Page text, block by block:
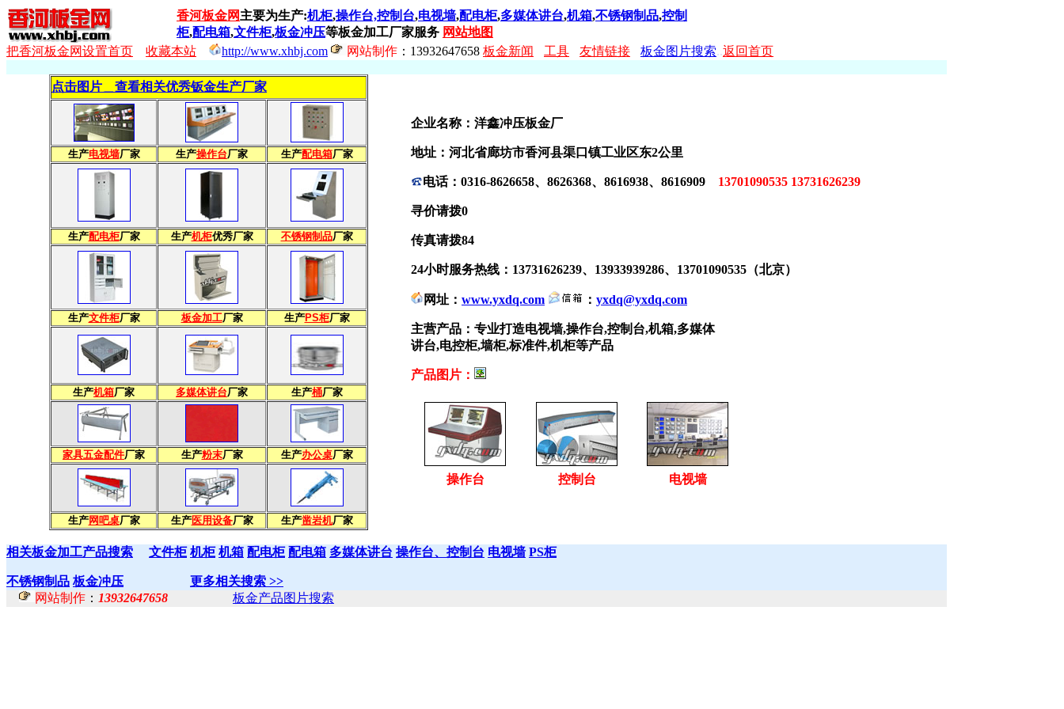
香河板金网主要为生产:机柜,操作台,控制台,电视墙,配电柜,多媒体讲台,机箱,不锈钢制品,控制
柜,配电箱,文件柜,板金冲压等板金加工厂家服务 网站地图
把香河板金网设置首页
收藏本站 http://www.xhbj.com 网站制作 ：13932647658 板金新闻 工具 友情链接 板金图片搜索..返回首页
点击图片＿查看相关优秀钣金生产厂家
生产电视墙厂家 生产操作台厂家 生产配电箱厂家
生产配电柜厂家 生产机柜优秀厂家 不锈钢制品厂家
生产文件柜厂家 板金加工厂家 生产PS柜厂家
生产机箱厂家 多媒体讲台厂家 生产桶厂家
家具五金配件厂家 生产粉末厂家 生产办公桌厂家
生产网吧桌厂家 生产医用设备厂家 生产凿岩机厂家
企业名称：洋鑫冲压板金厂
地址：河北省廊坊市香河县渠口镇工业区东2公里
电话：0316-8626658、8626368、8616938、8616909 13701090535 13731626239
寻价请拨0
传真请拨84
24小时服务热线：13731626239、13933939286、13701090535（北京）
网址： www.yxdq.com ： yxdq@yxdq.com
主营产品：专业打造电视墙,操作台,控制台,机箱,多媒体
讲台,电控柜,墙柜,标准件,机柜等产品
产品图片：
操作台 控制台 电视墙
相关板金加工产品搜索 文件柜 机柜 机箱 配电柜 配电箱 多媒体讲台 操作台、控制台 电视墙 PS柜
不锈钢制品 板金冲压
更多相关搜索 >>
网站制作 ： 13932647658 板金产品图片搜索